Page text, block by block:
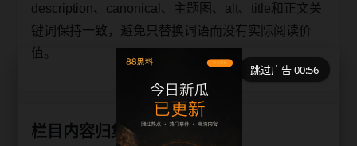
description、canonical、主题图、alt、title和正文关
键词保持一致，避免只替换词语而没有实际阅读价
值。
栏目内容归集
跳过广告 00:56